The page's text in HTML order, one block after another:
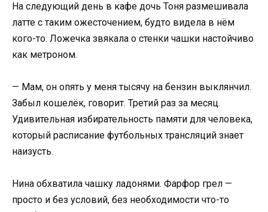
На следующий день в кафе дочь Тоня размешивала
латте с таким ожесточением, будто видела в нём
кого-то. Ложечка звякала о стенки чашки настойчиво
как метроном.
— Мам, он опять у меня тысячу на бензин выклянчил.
Забыл кошелёк, говорит. Третий раз за месяц.
Удивительная избирательность памяти для человека,
который расписание футбольных трансляций знает
наизусть.
Нина обхватила чашку ладонями. Фарфор грел —
просто и без условий, без необходимости что-то